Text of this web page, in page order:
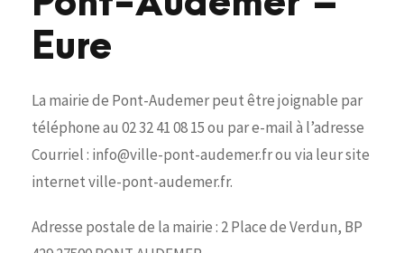
Eure
La mairie de Pont-Audemer peut être joignable par
téléphone au 02 32 41 08 15 ou par e-mail à l’adresse
Courriel : info@ville-pont-audemer.fr ou via leur site
internet ville-pont-audemer.fr.
Adresse postale de la mairie : 2 Place de Verdun, BP